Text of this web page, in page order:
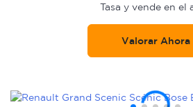
Tasa y vende en el
Valorar Ahora